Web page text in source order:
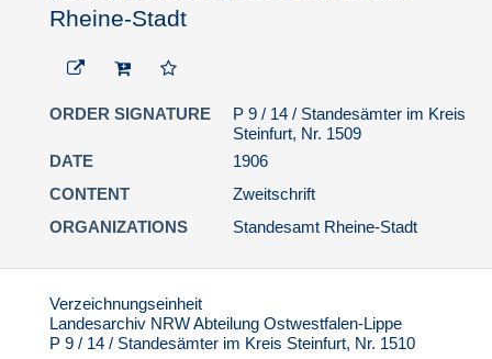
Rheine-Stadt
ORDER SIGNATURE
P 9 / 14 / Standesämter im Kreis
Steinfurt, Nr. 1509
DATE
1906
CONTENT
Zweitschrift
ORGANIZATIONS
Standesamt Rheine-Stadt
Verzeichnungseinheit
Landesarchiv NRW Abteilung Ostwestfalen-Lippe
P 9 / 14 / Standesämter im Kreis Steinfurt, Nr. 1510